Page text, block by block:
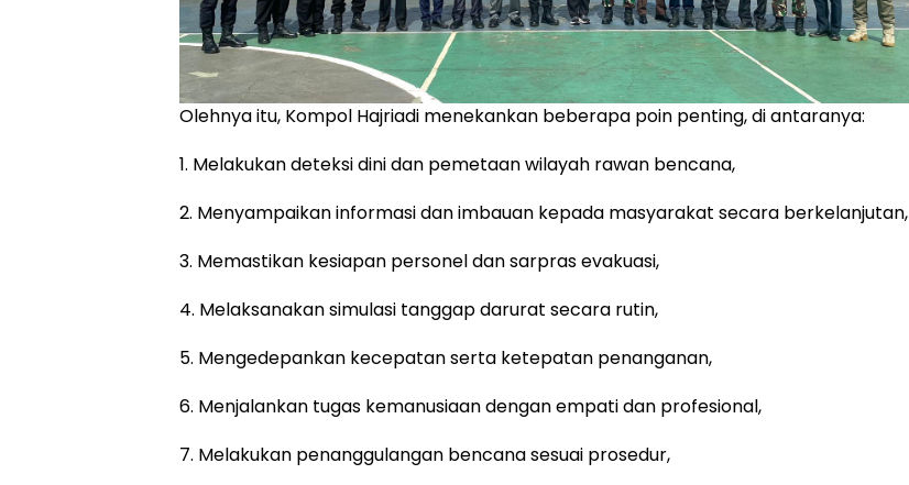
Olehnya itu, Kompol Hajriadi menekankan beberapa poin penting, di antaranya:
1. Melakukan deteksi dini dan pemetaan wilayah rawan bencana,
2. Menyampaikan informasi dan imbauan kepada masyarakat secara berkelanjutan,
3. Memastikan kesiapan personel dan sarpras evakuasi,
4. Melaksanakan simulasi tanggap darurat secara rutin,
5. Mengedepankan kecepatan serta ketepatan penanganan,
6. Menjalankan tugas kemanusiaan dengan empati dan profesional,
7. Melakukan penanggulangan bencana sesuai prosedur,